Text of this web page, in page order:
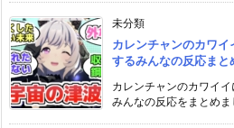
未分類
カレンチャンのカワ
するみんなの反応まと
カレンチャンのカワイ
みんなの反応をまとめま